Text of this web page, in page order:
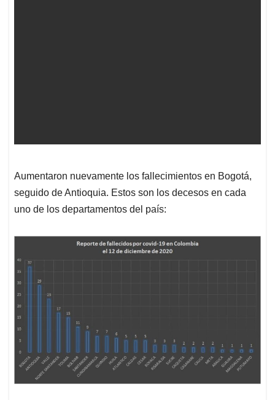
Aumentaron nuevamente los fallecimientos en Bogotá,
seguido de Antioquia. Estos son los decesos en cada
uno de los departamentos del país: